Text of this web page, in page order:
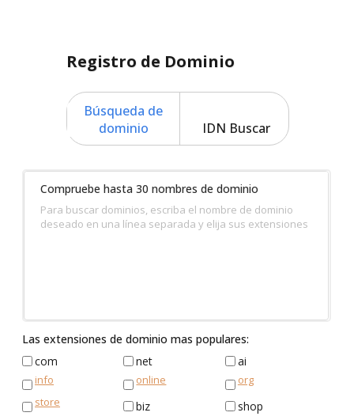
Registro de Dominio
Búsqueda de
dominio
IDN Buscar
Compruebe hasta 30 nombres de dominio
Para buscar dominios, escriba el nombre de dominio
deseado en una línea separada y elija sus extensiones
Las extensiones de dominio mas populares:
com
net ai
info online
org
store
biz
shop